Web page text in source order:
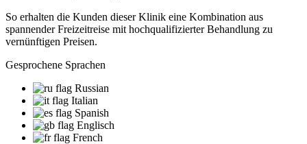
So erhalten die Kunden dieser Klinik eine Kombination aus
spannender Freizeitreise mit hochqualifizierter Behandlung zu
vernünftigen Preisen.
Gesprochene Sprachen
Russian
Italian
Spanish
Englisch
French